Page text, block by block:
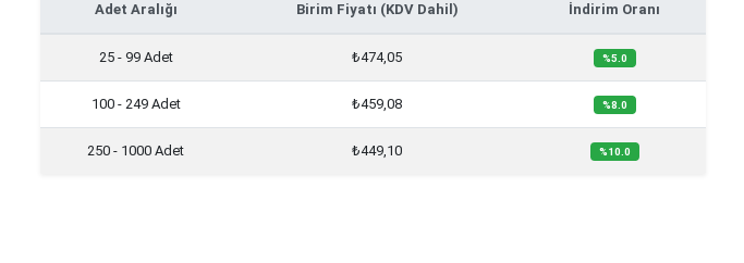
Adet Aralığı Birim Fiyatı (KDV Dahil) İndirim Oranı
25 - 99 Adet ₺474,05 %5.0
100 - 249 Adet ₺459,08 %8.0
250 - 1000 Adet ₺449,10 %10.0